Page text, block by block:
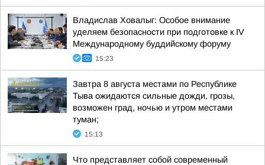
Владислав Ховалыг: Особое внимание
уделяем безопасности при подготовке к IV
Международному буддийскому форуму
15:23
Завтра 8 августа местами по Республике
Тыва ожидаются сильные дожди, грозы,
возможен град, ночью и утром местами
туман;
15:13
Что представляет собой современный